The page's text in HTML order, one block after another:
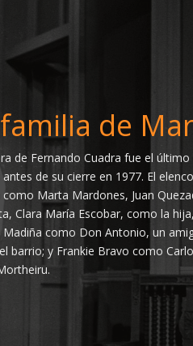
de
de Fernando Cuadra fue el
antes de su cierre en 1977. El
como Marta Mardones, Juan
Clara María Escobar, como la
Madiña como Don Antonio, un
barrio; y Frankie Bravo como